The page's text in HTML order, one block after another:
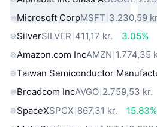
Microsoft CorpMSFT 3.230,59
SilverSILVER 411,17 kr.
3.05%
Amazon.com IncAMZN 1.774,35
Taiwan Semiconductor
Broadcom IncAVGO 2.759,53 kr.
SpaceXSPCX 867,31 kr.
15.83%